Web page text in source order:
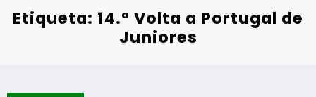
Etiqueta: 14.ª Volta a Portugal de
Juniores